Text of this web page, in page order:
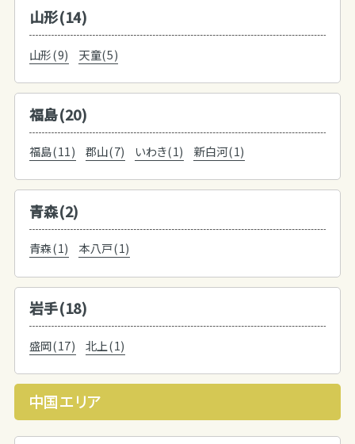
山形(14)
山形(9) 天童(5)
福島(20)
福島(11) 郡山(7) いわき(1) 新白河(1)
青森(2)
青森(1) 本八戸(1)
岩手(18)
盛岡(17) 北上(1)
中国エリア